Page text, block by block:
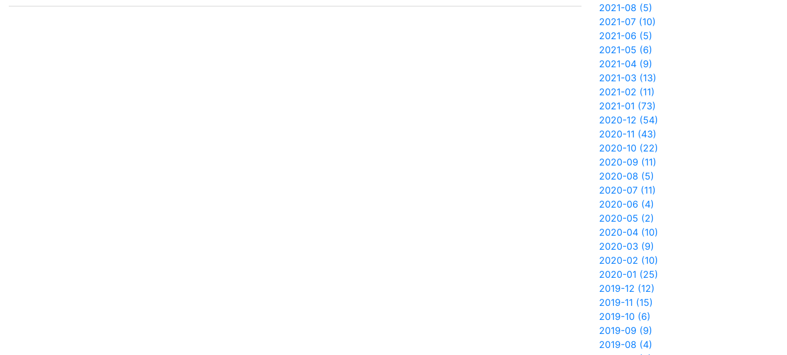
2021-08 (5)
2021-07 (10)
2021-06 (5)
2021-05 (6)
2021-04 (9)
2021-03 (13)
2021-02 (11)
2021-01 (73)
2020-12 (54)
2020-11 (43)
2020-10 (22)
2020-09 (11)
2020-08 (5)
2020-07 (11)
2020-06 (4)
2020-05 (2)
2020-04 (10)
2020-03 (9)
2020-02 (10)
2020-01 (25)
2019-12 (12)
2019-11 (15)
2019-10 (6)
2019-09 (9)
2019-08 (4)